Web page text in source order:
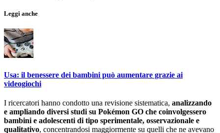
Leggi anche
Usa: il benessere dei bambini può aumentare grazie ai
videogiochi
I ricercatori hanno condotto una revisione sistematica, analizzando
e ampliando diversi studi su Pokémon GO che coinvolgessero
bambini e adolescenti di tipo sperimentale, osservazionale e
qualitativo, concentrandosi maggiormente su quelli che ne avevano